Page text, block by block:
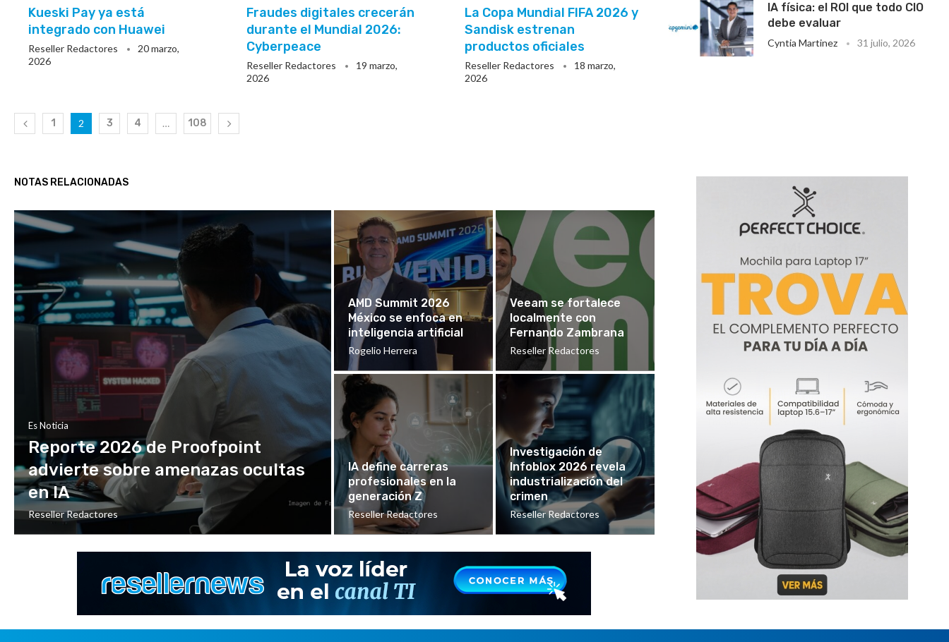
Kueski Pay ya está
integrado con Huawei
Reseller Redactores
20 marzo,
2026
Fraudes digitales crecerán
durante el Mundial 2026:
Cyberpeace
Reseller Redactores
19 marzo,
2026
La Copa Mundial FIFA 2026 y
Sandisk estrenan
productos oficiales
Reseller Redactores
18 marzo,
2026
1 2 3 4 … 108
IA física: el ROI que todo CIO
debe evaluar
Cyntia Martinez 31 julio, 2026
NOTAS RELACIONADAS
Es Noticia
Reporte 2026 de Proofpoint
advierte sobre amenazas ocultas
en IA
Reseller Redactores
AMD Summit 2026
México se enfoca en
inteligencia artificial
Rogelio Herrera
Veeam se fortalece
localmente con
Fernando Zambrana
Reseller Redactores
IA define carreras
profesionales en la
generación Z
Reseller Redactores
Investigación de
Infoblox 2026 revela
industrialización del
crimen
Reseller Redactores